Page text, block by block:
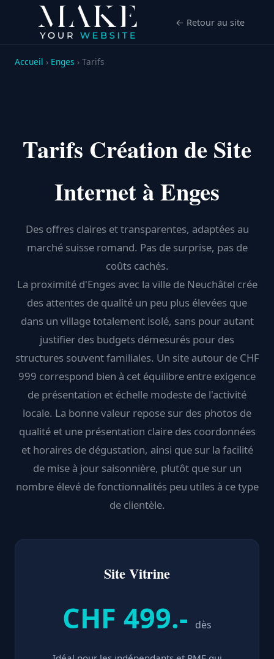
← Retour au site
Accueil › Enges › Tarifs
Tarifs Création de Site
Internet à Enges
Des offres claires et transparentes, adaptées au
marché suisse romand. Pas de surprise, pas de
coûts cachés.
La proximité d'Enges avec la ville de Neuchâtel crée
des attentes de qualité un peu plus élevées que
dans un village totalement isolé, sans pour autant
justifier des budgets démesurés pour des
structures souvent familiales. Un site autour de CHF
999 correspond bien à cet équilibre entre exigence
de présentation et échelle modeste de l'activité
locale. La bonne valeur repose sur des photos de
qualité et une présentation claire des coordonnées
et horaires de dégustation, ainsi que sur la facilité
de mise à jour saisonnière, plutôt que sur un
nombre élevé de fonctionnalités peu utiles à ce type
de clientèle.
Site Vitrine
CHF 499.- dès